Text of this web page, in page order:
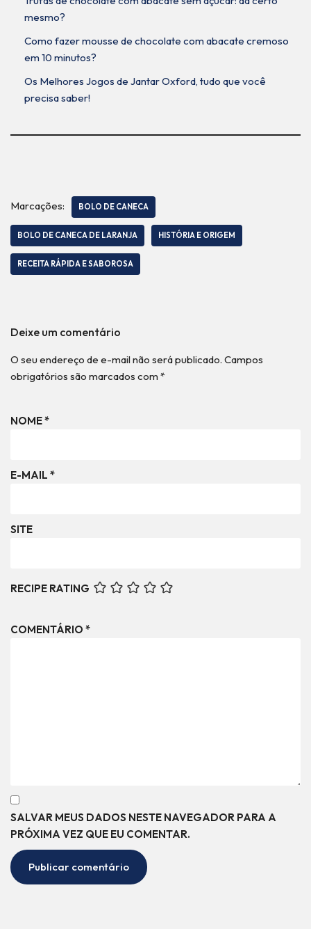
mesmo?
Como fazer mousse de chocolate com abacate cremoso
em 10 minutos?
Os Melhores Jogos de Jantar Oxford, tudo que você
precisa saber!
Marcações: BOLO DE CANECA
BOLO DE CANECA DE LARANJA HISTÓRIA E ORIGEM
RECEITA RÁPIDA E SABOROSA
Deixe um comentário
O seu endereço de e-mail não será publicado. Campos
obrigatórios são marcados com *
NOME*
E-MAIL *
SITE
RECIPE RATING
COMENTÁRIO *
SALVAR MEUS DADOS NESTE NAVEGADOR PARA A
PRÓXIMA VEZ QUE EU COMENTAR.